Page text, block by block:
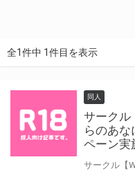
全1件中 1件目を表示
同人
サークル
らのあ
ペーン実